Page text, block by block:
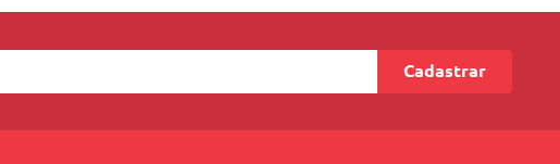
Cadastrar